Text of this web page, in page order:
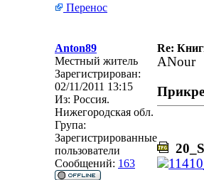
Перенос
Anton89
Re:
Местный житель
Зарегистрирован:
02/11/2011 13:15
Из: Россия.
Нижегородская обл.
Група:
Зарегистрированные
пользователи
Сообщений: 163
ANour